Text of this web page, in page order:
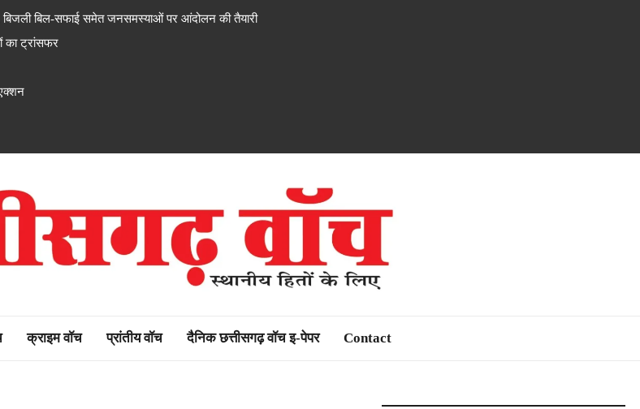
बिल-सफाई समेत जनसमस्याओं पर आंदोलन की तैयारी
का ट्रांसफर
क्राइम वॉच प्रांतीय वॉच दैनिक छत्तीसगढ़ वॉच इ-पेपर Contact